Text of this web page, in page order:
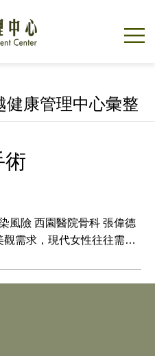
健康管理中心彙整
術
風險 西園醫院骨科 張偉德
需求，現代女性往往需…